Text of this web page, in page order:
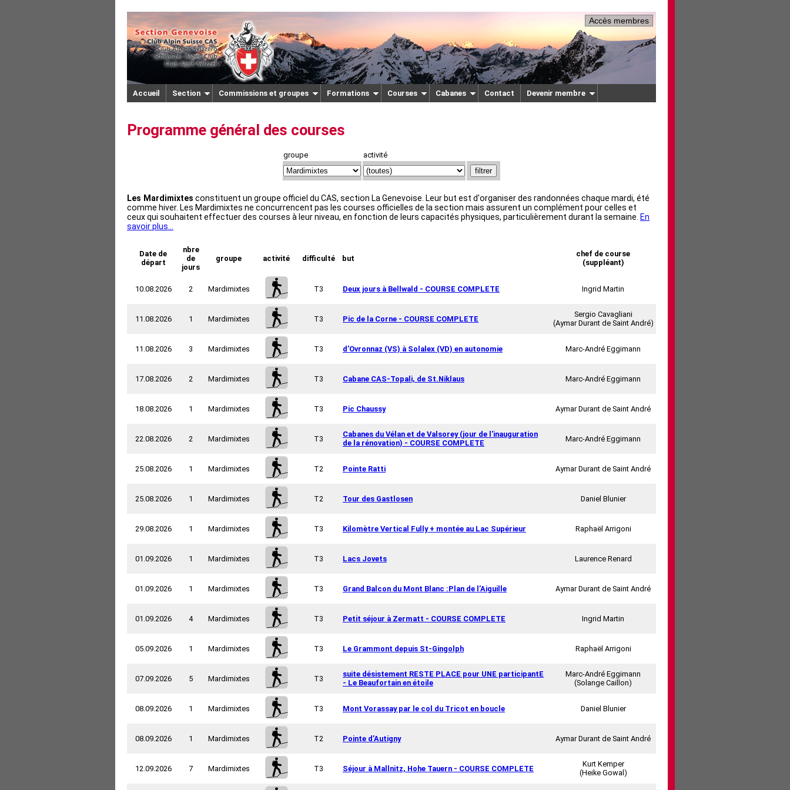
Accès membres
Accueil Section Commissions et groupes Formations Courses Cabanes Contact Devenir membre
Programme général des courses
groupe activité
Les Mardimixtes constituent un groupe officiel du CAS, section La Genevoise. Leur but est d'organiser des randonnées chaque mardi, été
comme hiver. Les Mardimixtes ne concurrencent pas les courses officielles de la section mais assurent un complément pour celles et
ceux qui souhaitent effectuer des courses à leur niveau, en fonction de leurs capacités physiques, particulièrement durant la semaine. En
savoir plus...
Date de
départ
nbre
de
jours
groupe activité difficulté but
chef de course
(suppléant)
10.08.2026 2 Mardimixtes T3 Deux jours à Bellwald - COURSE COMPLETE Ingrid Martin
11.08.2026 1 Mardimixtes T3 Pic de la Corne - COURSE COMPLETE
Sergio Cavagliani
(Aymar Durant de Saint André)
11.08.2026 3 Mardimixtes T3 d'Ovronnaz (VS) à Solalex (VD) en autonomie Marc-André Eggimann
17.08.2026 2 Mardimixtes T3 Cabane CAS-Topali, de St.Niklaus Marc-André Eggimann
18.08.2026 1 Mardimixtes T3 Pic Chaussy Aymar Durant de Saint André
22.08.2026 2 Mardimixtes T3
Cabanes du Vélan et de Valsorey (jour de l'inauguration
de la rénovation) - COURSE COMPLETE
Marc-André Eggimann
25.08.2026 1 Mardimixtes T2 Pointe Ratti Aymar Durant de Saint André
25.08.2026 1 Mardimixtes T2 Tour des Gastlosen Daniel Blunier
29.08.2026 1 Mardimixtes T3 Kilomètre Vertical Fully + montée au Lac Supérieur Raphaël Arrigoni
01.09.2026 1 Mardimixtes T3 Lacs Jovets Laurence Renard
01.09.2026 1 Mardimixtes T3 Grand Balcon du Mont Blanc :Plan de l’Aiguille Aymar Durant de Saint André
01.09.2026 4 Mardimixtes T3 Petit séjour à Zermatt - COURSE COMPLETE Ingrid Martin
05.09.2026 1 Mardimixtes T3 Le Grammont depuis St-Gingolph Raphaël Arrigoni
07.09.2026 5 Mardimixtes T3
suite désistement RESTE PLACE pour UNE participantE
- Le Beaufortain en étoile
Marc-André Eggimann
(Solange Caillon)
08.09.2026 1 Mardimixtes T3 Mont Vorassay par le col du Tricot en boucle Daniel Blunier
08.09.2026 1 Mardimixtes T2 Pointe d’Autigny Aymar Durant de Saint André
12.09.2026 7 Mardimixtes T3 Séjour à Mallnitz, Hohe Tauern - COURSE COMPLETE
Kurt Kemper
(Heike Gowal)